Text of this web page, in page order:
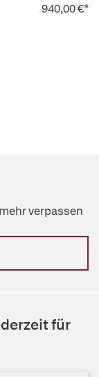
940,00 €*
verpassen
für